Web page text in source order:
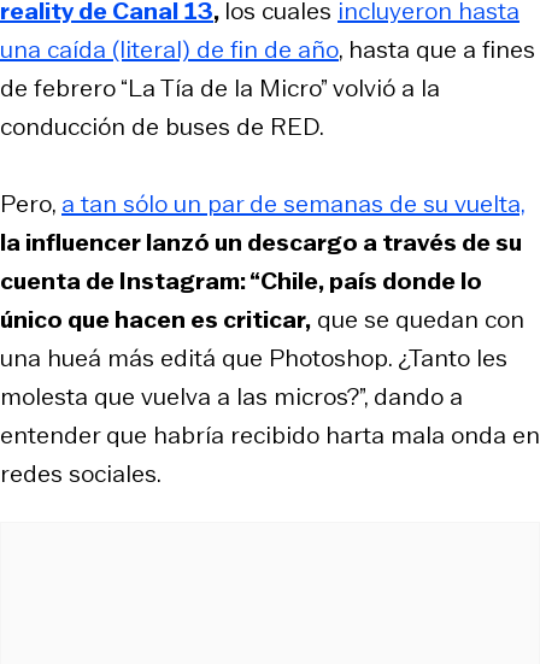
reality de Canal 13, los cuales incluyeron hasta
una caída (literal) de fin de año, hasta que a fines
de febrero “La Tía de la Micro” volvió a la
conducción de buses de RED.
Pero, a tan sólo un par de semanas de su vuelta,
la influencer lanzó un descargo a través de su
cuenta de Instagram: “Chile, país donde lo
único que hacen es criticar, que se quedan con
una hueá más editá que Photoshop. ¿Tanto les
molesta que vuelva a las micros?”, dando a
entender que habría recibido harta mala onda en
redes sociales.